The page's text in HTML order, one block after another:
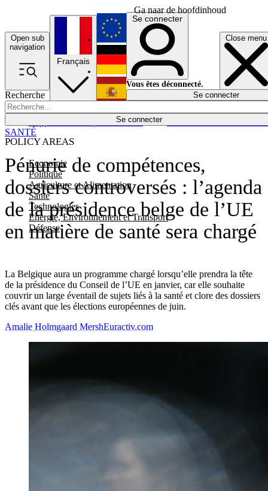
Ga naar de hoofdinhoud
Open sub
navigation
Close menu
Recherche
Se connecter
POLICY AREAS
Economie
Politique
Agriculture et Alimentation
Santé
Technologies
Energie, Environnement et Transport
Défense
Économie
Français
English
Deutsch
Español
Se connecter
Vous êtes déconnecté.
Se connecter
Pénurie de compétences,
dossiers controversés : l’agenda
de la présidence belge de l’UE
en matière de santé sera chargé
La Belgique aura un programme chargé lorsqu’elle prendra la tête
de la présidence du Conseil de l’UE en janvier, car elle souhaite
couvrir un large éventail de sujets liés à la santé et clore des dossiers
clés avant que les élections européennes de juin.
SANTÉ
Amalie Holmgaard MershEuractiv.com